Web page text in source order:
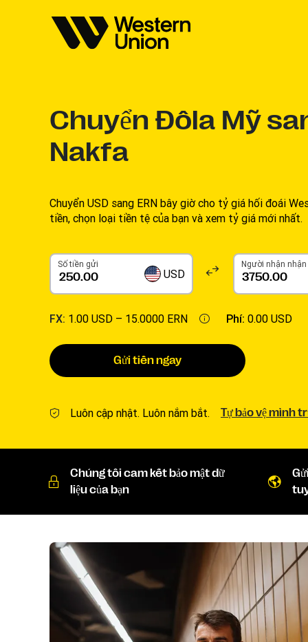
Chuyển Đôla Mỹ
Nakfa
Chuyển USD sang ERN bây giờ cho tỷ giá hối đoái
tiền, chọn loại tiền tệ của bạn và xem tỷ giá mới nhất.
Số tiền gửi
USD
Người nhận nhận
FX: 1.00 USD – 15.0000 ERN Phí: 0.00 USD
Gửi tiền ngay
Luôn cập nhật. Luôn nắm bắt. Tự bảo vệ mình
Chúng tôi cam kết bảo mật dữ
liệu của bạn